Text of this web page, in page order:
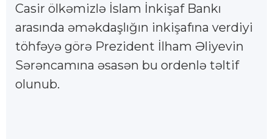
Casir ölkəmizlə İslam İnkişaf Bankı
arasında əməkdaşlığın inkişafına verdiyi
töhfəyə görə Prezident İlham Əliyevin
Sərəncamına əsasən bu ordenlə təltif
olunub.